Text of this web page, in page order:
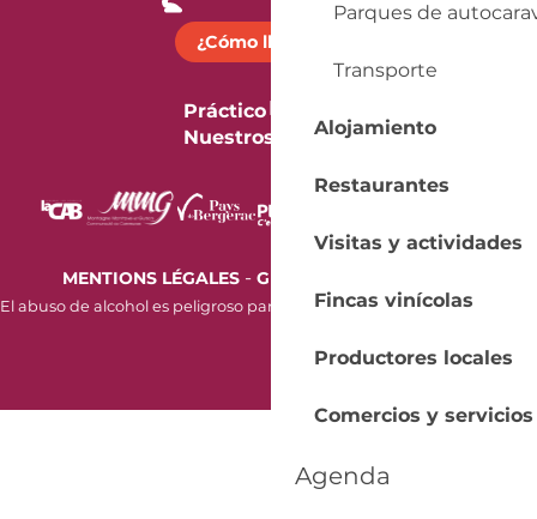
Parques de
Transporte
Alojamiento
Restaurantes
Visitas y actividades
Fincas vinícolas
Productores locales
Comercios y servicios
Agenda
¿Cómo llegar?
Práctico
Nuestros folletos
MENTIONS LÉGALES- GESTION DES COOKIES
El abuso de alcohol es peligroso para la salud. Beba con moderación.